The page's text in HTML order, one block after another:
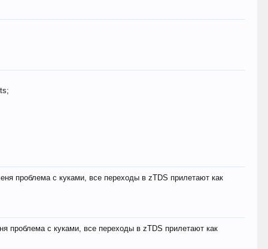
проблема с куками, все переходы в zTDS прилетают как
проблема с куками, все переходы в zTDS прилетают как